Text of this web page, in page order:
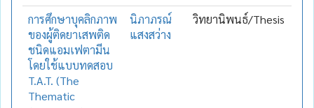
การศึกษาบุคลิกภาพ
ของผู้ติดยาเสพติด
ชนิดแอมเฟตามีน
โดยใช้แบบทดสอบ
T.A.T. (The
Thematic
นิภาภรณ์
แสงสว่าง
วิทยานิพนธ์/Thesis